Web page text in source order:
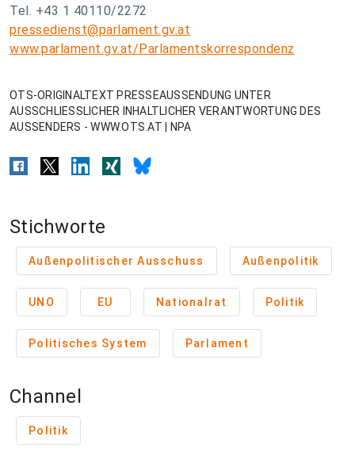
Tel. +43 1 40110/2272
pressedienst@parlament.gv.at
www.parlament.gv.at/Parlamentskorrespondenz
OTS-ORIGINALTEXT PRESSEAUSSENDUNG UNTER
AUSSCHLIESSLICHER INHALTLICHER VERANTWORTUNG DES
AUSSENDERS - WWW.OTS.AT | NPA
Stichworte
Außenpolitischer Ausschuss Außenpolitik
UNO EU Nationalrat Politik
Politisches System Parlament
Channel
Politik